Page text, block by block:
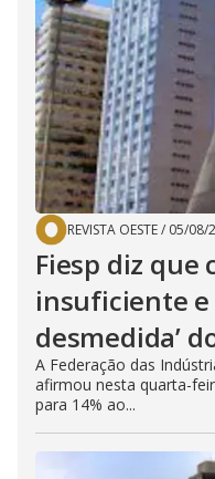
REVISTA OESTE/ 05/08/
Fiesp diz que
insuficiente e
desmedida’
A Federação das
afirmou nesta quarta-
para 14% ao...